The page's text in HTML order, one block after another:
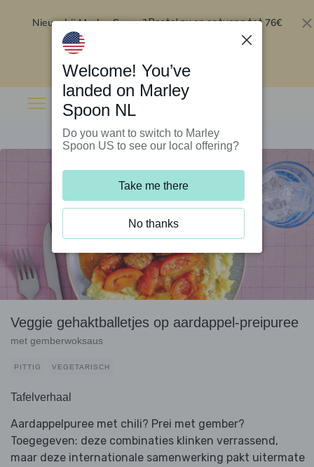
Nieuw bij Marley Spoon?Bestel nu en ontvang tot 76€
Veggie gehaktballetjes op aardappel-preipuree
met gemberwoksaus
PITTIG VEGETARISCH
Tafelverhaal
Aardappelpuree met chili? Prei met gember?
Toegegeven: deze combinaties klinken verrassend,
maar deze internationale samenwerking pakt uitermate
Welcome! You’ve
landed on Marley
Spoon NL
Do you want to switch to Marley
Spoon US to see our local offering?
Take me there
No thanks